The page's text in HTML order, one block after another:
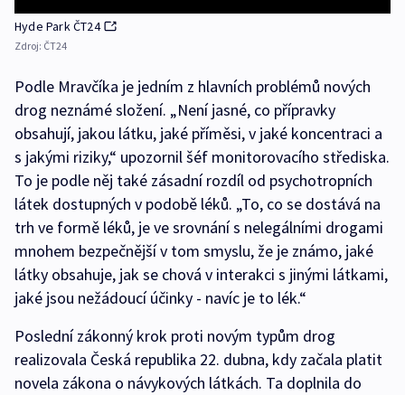
Hyde Park ČT24
Zdroj: ČT24
Podle Mravčíka je jedním z hlavních problémů nových
drog neznámé složení. „Není jasné, co přípravky
obsahují, jakou látku, jaké příměsi, v jaké koncentraci a
s jakými riziky,“ upozornil šéf monitorovacího střediska.
To je podle něj také zásadní rozdíl od psychotropních
látek dostupných v podobě léků. „To, co se dostává na
trh ve formě léků, je ve srovnání s nelegálními drogami
mnohem bezpečnější v tom smyslu, že je známo, jaké
látky obsahuje, jak se chová v interakci s jinými látkami,
jaké jsou nežádoucí účinky - navíc je to lék.“
Poslední zákonný krok proti novým typům drog
realizovala Česká republika 22. dubna, kdy začala platit
novela zákona o návykových látkách. Ta doplnila do